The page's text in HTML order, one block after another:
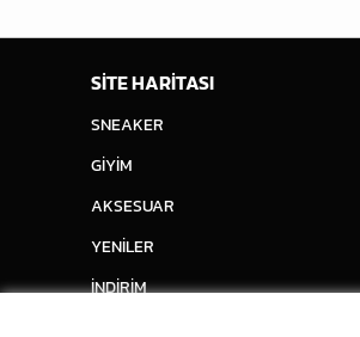
SİTE HARİTASI
SNEAKER
GİYİM
AKSESUAR
YENİLER
İNDİRİM